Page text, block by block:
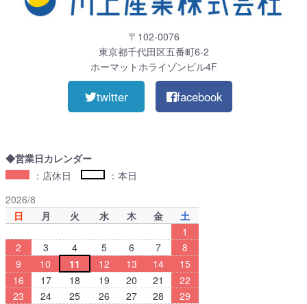
〒102-0076
東京都千代田区五番町6-2
ホーマットホライゾンビル4F
twitter facebook
◆営業日カレンダー
：店休日
：本日
2026/8
日
月 火 水 木 金
土
1
2
3 4 5 6 7
8
9
10 11 12 13 14
15
16
17 18 19 20 21
22
23
24 25 26 27 28
29